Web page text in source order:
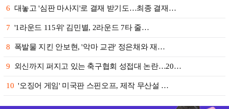
6 대놓고 '심판 마사지'로 결재 받기도…최종 결재…
7 '1라운드 115위' 김민별, 2라운드 7타 줄…
8 폭발물 지킨 안보현, '악마 교관' 정은채와 재…
9 외신까지 퍼지고 있는 축구협회 성접대 논란…20…
10 '오징어 게임' 미국판 스핀오프, 제작 무산설 …